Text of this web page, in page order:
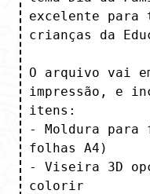
excelente para
crianças da
O arquivo vai
impressão, e
itens:
- Moldura
folhas A4)
- Viseira 3D
colorir